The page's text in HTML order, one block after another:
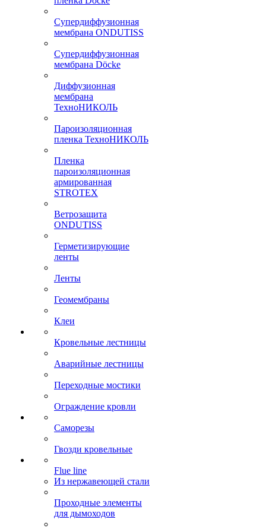
Супердиффузионная
мембрана ONDUTISS
Супердиффузионная
мембрана Döcke
Диффузионная
мембрана
ТехноНИКОЛЬ
Пароизоляционная
пленка ТехноНИКОЛЬ
Пленка
пароизоляционная
армированная
STROTEX
Ветрозащита
ONDUTISS
Герметизирующие
ленты
Ленты
Геомембраны
Клеи
Кровельные лестницы
Аварийные лестницы
Переходные мостики
Ограждение кровли
Саморезы
Гвозди кровельные
Flue line
Из нержавеющей стали
Проходные элементы
для дымоходов